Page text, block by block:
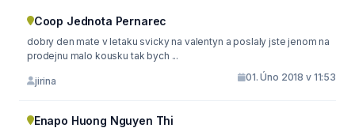
Coop Jednota Pernarec
dobry den mate v letaku svicky na valentyn a poslaly jste jenom na
prodejnu malo kousku tak bych ...
jirina 01. Úno 2018 v 11:53
Enapo Huong Nguyen Thi